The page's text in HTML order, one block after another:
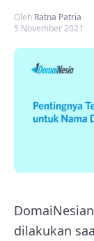
Oleh Ratna Patria
5 November 2021
dilakukan